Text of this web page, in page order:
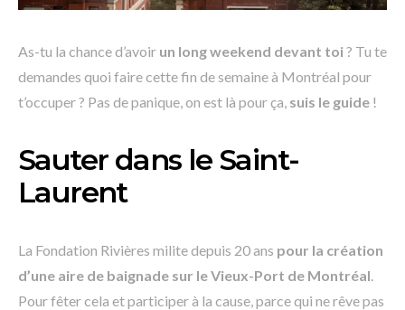
As-tu la chance d’avoir un long weekend devant toi? Tu te
demandes quoi faire cette fin de semaine à Montréal pour
t’occuper ? Pas de panique, on est là pour ça, suis le guide !
Sauter dans le Saint-
Laurent
La Fondation Rivières milite depuis 20 ans pour la création
d’une aire de baignade sur le Vieux-Port de Montréal
Pour fêter cela et participer à la cause, parce qui ne rêve pas